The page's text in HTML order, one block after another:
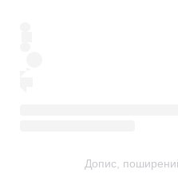
Допис,